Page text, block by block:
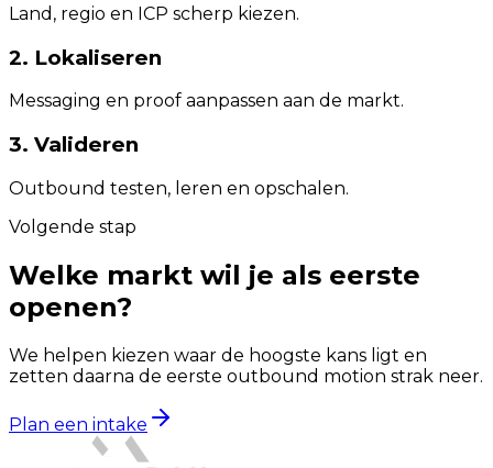
Land, regio en ICP scherp kiezen.
2. Lokaliseren
Messaging en proof aanpassen aan de markt.
3. Valideren
Outbound testen, leren en opschalen.
Volgende stap
Welke markt wil je als eerste
openen?
We helpen kiezen waar de hoogste kans ligt en
zetten daarna de eerste outbound motion strak neer.
Plan een intake